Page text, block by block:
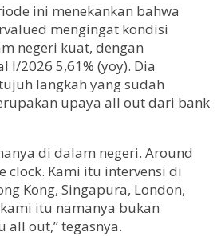
ini menekankan bahwa
mengingat kondisi
negeri kuat, dengan
2026 5,61% (yoy). Dia
langkah yang sudah
upaya all out dari bank
di dalam negeri. Around
clock. Kami itu intervensi di
Kong, Singapura, London,
itu namanya bukan
all out,” tegasnya.